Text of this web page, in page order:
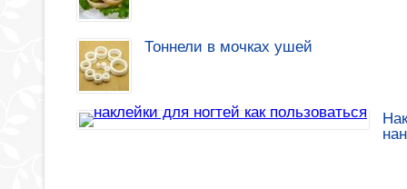
Тоннели в мочках ушей